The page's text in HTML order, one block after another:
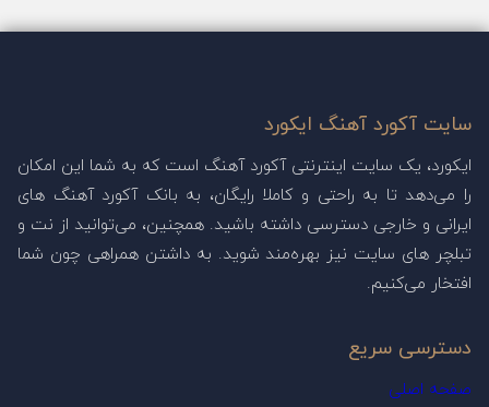
سایت آکورد آهنگ ایکورد
ایکورد، یک سایت اینترنتی آکورد آهنگ است که به شما این امکان
را می‌دهد تا به راحتی و کاملا رایگان، به بانک آکورد آهنگ های
ایرانی و خارجی دسترسی داشته باشید. همچنین، می‌توانید از نت و
تبلچر های سایت نیز بهره‌مند شوید. به داشتن همراهی چون شما
افتخار می‌کنیم.
دسترسی سریع
صفحه اصلی